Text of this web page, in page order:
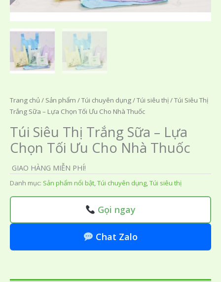
Trang chủ / Sản phẩm /Túi chuyên dụng/Túi siêu thị/ Túi Siêu Thị
Trắng Sữa – Lựa Chọn Tối Ưu Cho Nhà Thuốc
Túi Siêu Thị Trắng Sữa – Lựa
Chọn Tối Ưu Cho Nhà Thuốc
GIAO HÀNG MIỄN PHÍ!
Danh mục: Sản phẩm nổi bật,Túi chuyên dụng,Túi siêu thị
Gọi ngay
Chat Zalo